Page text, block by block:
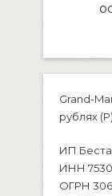
Grand-
рублях (P)
ИП
ИНН
ОГРН